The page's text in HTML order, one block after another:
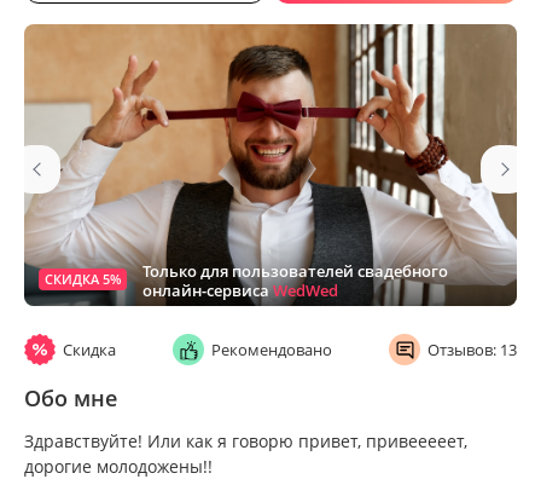
СКИДКА 5%
Только для пользователей свадебного
онлайн-сервисаWedWed
Скидка Рекомендовано Отзывов: 13
Обо мне
Здравствуйте! Или как я говорю привет, привееееет,
дорогие молодожены!!